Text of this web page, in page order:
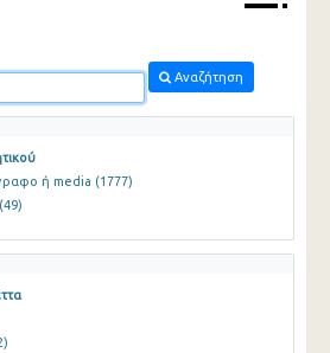
Αναζήτηση
ή media (1777)
(49)